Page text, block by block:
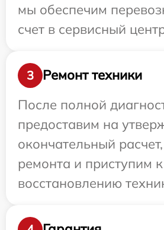
мы обеспечим
счет в сервисный
3
Ремонт техники
После полной
предоставим на
окончательный
ремонта и приступим к
восстановлению